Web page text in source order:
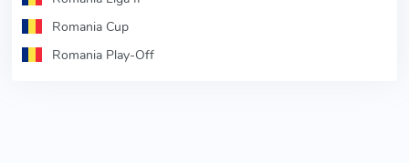
Romania Cup
Romania Play-Off